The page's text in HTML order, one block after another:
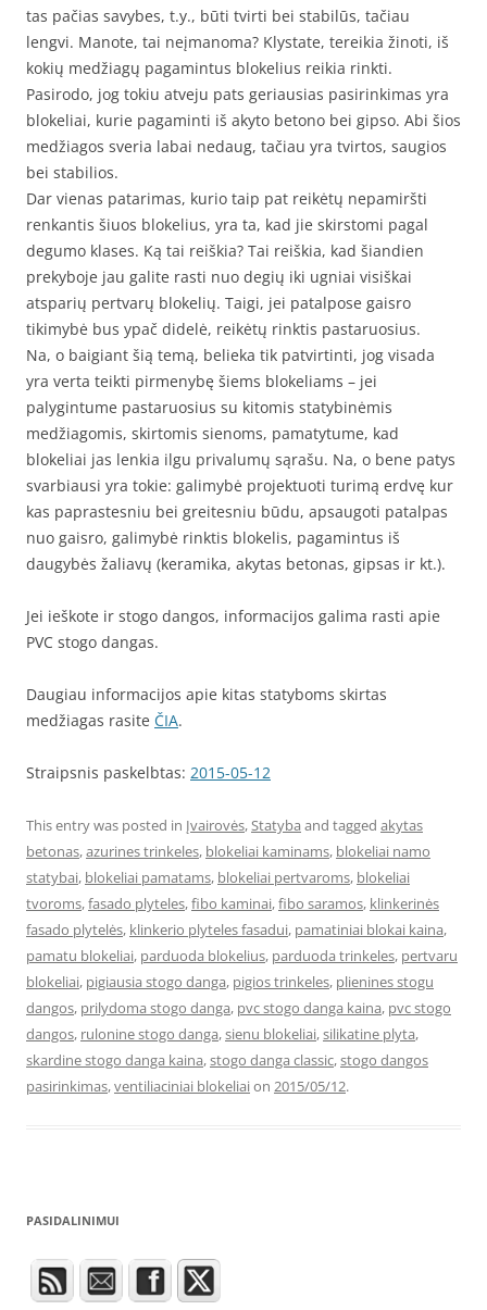
tas pačias savybes, t.y., būti tvirti bei stabilūs, tačiau
lengvi. Manote, tai neįmanoma? Klystate, tereikia žinoti, iš
kokių medžiagų pagamintus blokelius reikia rinkti.
Pasirodo, jog tokiu atveju pats geriausias pasirinkimas yra
blokeliai, kurie pagaminti iš akyto betono bei gipso. Abi šios
medžiagos sveria labai nedaug, tačiau yra tvirtos, saugios
bei stabilios.
Dar vienas patarimas, kurio taip pat reikėtų nepamiršti
renkantis šiuos blokelius, yra ta, kad jie skirstomi pagal
degumo klases. Ką tai reiškia? Tai reiškia, kad šiandien
prekyboje jau galite rasti nuo degių iki ugniai visiškai
atsparių pertvarų blokelių. Taigi, jei patalpose gaisro
tikimybė bus ypač didelė, reikėtų rinktis pastaruosius.
Na, o baigiant šią temą, belieka tik patvirtinti, jog visada
yra verta teikti pirmenybę šiems blokeliams – jei
palygintume pastaruosius su kitomis statybinėmis
medžiagomis, skirtomis sienoms, pamatytume, kad
blokeliai jas lenkia ilgu privalumų sąrašu. Na, o bene patys
svarbiausi yra tokie: galimybė projektuoti turimą erdvę kur
kas paprastesniu bei greitesniu būdu, apsaugoti patalpas
nuo gaisro, galimybė rinktis blokelis, pagamintus iš
daugybės žaliavų (keramika, akytas betonas, gipsas ir kt.).
Jei ieškote ir stogo dangos, informacijos galima rasti apie
PVC stogo dangas.
Daugiau informacijos apie kitas statyboms skirtas
medžiagas rasite ČIA.
Straipsnis paskelbtas: 2015-05-12
This entry was posted in Įvairovės,Statyba and tagged akytas
betonas,azurines trinkeles, blokeliai kaminams, blokeliai namo
statybai, blokeliai pamatams, blokeliai pertvaroms, blokeliai
tvoroms,fasado plyteles,fibo kaminai,fibo saramos, klinkerinės
fasado plytelės, klinkerio plyteles fasadui, pamatiniai blokai kaina,
pamatu blokeliai, parduoda blokelius, parduoda trinkeles, pertvaru
blokeliai, pigiausia stogo danga, pigios trinkeles, plienines stogu
dangos, prilydoma stogo danga, pvc stogo danga kaina, pvc stogo
dangos, rulonine stogo danga,sienu blokeliai,silikatine plyta,
skardine stogo danga kaina,stogo danga classic,stogo dangos
pasirinkimas,ventiliaciniai blokeliaion 2015/05/12.
PASIDALINIMUI